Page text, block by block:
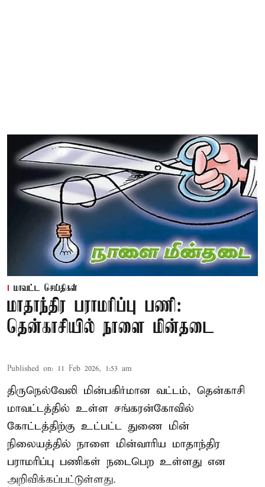
மாவட்ட செய்திகள்
மாதாந்திர பராமரிப்பு பணி:
தென்காசியில் நாளை மின்தடை
Published on: 11 Feb 2026, 1:53 am
திருநெல்வேலி மின்பகிர்மான வட்டம், தென்காசி
மாவட்டத்தில் உள்ள சங்கரன்கோவில்
கோட்டத்திற்கு உட்பட்ட துணை மின்
நிலையத்தில் நாளை மின்வாரிய மாதாந்திர
பராமரிப்பு பணிகள் நடைபெற உள்ளது என
அறிவிக்கப்பட்டுள்ளது.